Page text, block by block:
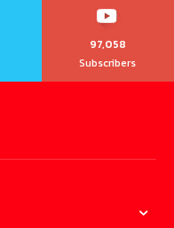
97,058
Subscribers